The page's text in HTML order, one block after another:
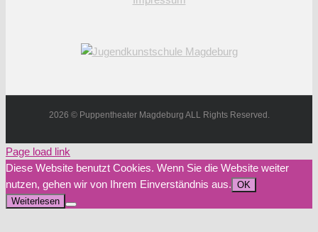
2026 © Puppentheater Magdeburg ALL Rights Reserved.
Page load link
Diese Website benutzt Cookies. Wenn Sie die Website weiter
nutzen, gehen wir von Ihrem Einverständnis aus. OK
Weiterlesen